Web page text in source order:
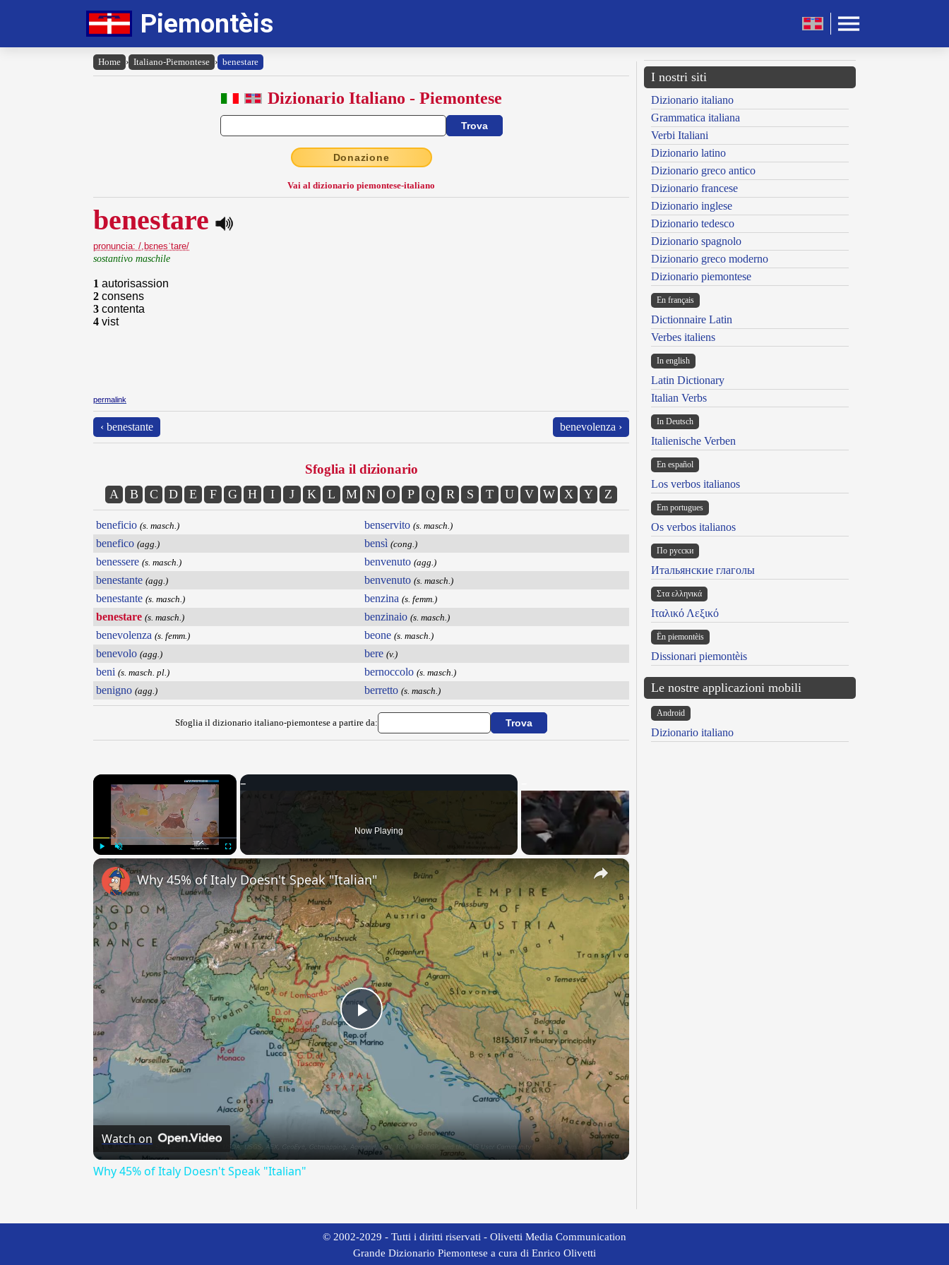
Piemontèis
Home › Italiano-Piemontese › benestare
Dizionario Italiano - Piemontese
Donazione
Vai al dizionario piemontese-italiano
benestare
pronuncia: /,bɛnesˈtare/
sostantivo maschile
1 autorisassion
2 consens
3 contenta
4 vist
permalink
‹ benestante benevolenza ›
Sfoglia il dizionario
A B C D E F G H I J K L M N O P Q R S T U V W X Y Z
beneficio (s. masch.)
benefico (agg.)
benessere (s. masch.)
benestante (agg.)
benestante (s. masch.)
benestare (s. masch.)
benevolenza (s. femm.)
benevolo (agg.)
beni (s. masch. pl.)
benigno (agg.)
benservito (s. masch.)
bensì (cong.)
benvenuto (agg.)
benvenuto (s. masch.)
benzina (s. femm.)
benzinaio (s. masch.)
beone (s. masch.)
bere (v.)
bernoccolo (s. masch.)
berretto (s. masch.)
Sfoglia il dizionario italiano-piemontese a partire da:
×
Play Fullscreen
Now Playing
×
Play
Video
Why 45% of Italy Doesn't Speak "Italian"
Watch on
Why 45% of Italy Doesn't Speak "Italian"
I nostri siti
Dizionario italiano
Grammatica italiana
Verbi Italiani
Dizionario latino
Dizionario greco antico
Dizionario francese
Dizionario inglese
Dizionario tedesco
Dizionario spagnolo
Dizionario greco moderno
Dizionario piemontese
En français
Dictionnaire Latin
Verbes italiens
In english
Latin Dictionary
Italian Verbs
In Deutsch
Italienische Verben
En español
Los verbos italianos
Em portugues
Os verbos italianos
По русски
Итальянские глаголы
Στα ελληνικά
Ιταλικό Λεξικό
Ën piemontèis
Dissionari piemontèis
Le nostre applicazioni mobili
Android
Dizionario italiano
© 2002-2029 - Tutti i diritti riservati - Olivetti Media Communication
Grande Dizionario Piemontese a cura di Enrico Olivetti